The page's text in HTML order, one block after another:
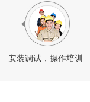
安装调试，操作培训